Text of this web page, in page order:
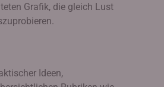
Grafik, die gleich Lust
Ideen,